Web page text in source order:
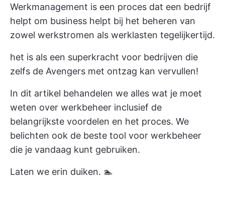
Werkmanagement is een proces dat een bedrijf
helpt om business helpt bij het beheren van
zowel werkstromen als werklasten tegelijkertijd.
het is als een superkracht voor bedrijven die
zelfs de Avengers met ontzag kan vervullen!
In dit artikel behandelen we alles wat je moet
weten over werkbeheer inclusief de
belangrijkste voordelen en het proces. We
belichten ook de beste tool voor werkbeheer
die je vandaag kunt gebruiken.
Laten we erin duiken. 🏊